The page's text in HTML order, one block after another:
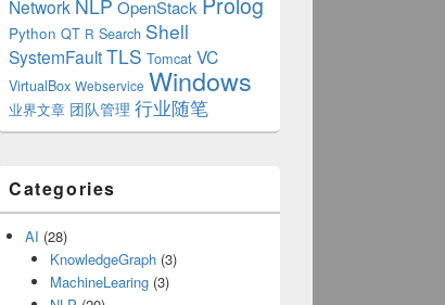
Network NLP OpenStack
Python QT R Search Shell
SystemFaultTLS Tomcat VC
VirtualBox Webservice Windows
业界文章 团队管理 行业随笔
Categories
AI (28)
KnowledgeGraph(3)
MachineLearing(3)